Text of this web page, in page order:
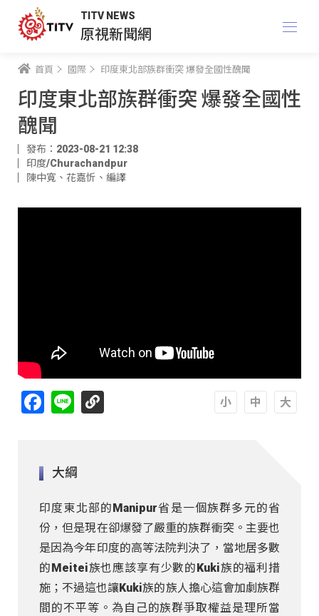
TITV NEWS
原視新聞網
首頁 國際 印度東北部族群衝突 爆發全國性醜聞
印度東北部族群衝突 爆發全國性
醜聞
發布：2023-08-21 12:38
印度/Churachandpur
陳中寬 、 花嘉忻 、 編譯
Facebook
Line
大綱
印度東北部的Manipur省是一個族群多元的省
份，但是現在卻爆發了嚴重的族群衝突。主要也
是因為今年印度的高等法院判決了，當地居多數
的Meitei族也應該享有少數的Kuki族的福利措
施；不過這也讓Kuki族的族人擔心這會加劇族群
間的不平等。為自己的族群爭取權益是理所當